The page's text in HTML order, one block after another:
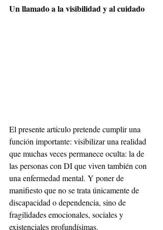
Un llamado a la visibilidad y al cuidado
El presente artículo pretende cumplir una
función importante: visibilizar una realidad
que muchas veces permanece oculta: la de
las personas con DI que viven también con
una enfermedad mental. Y poner de
manifiesto que no se trata únicamente de
discapacidad o dependencia, sino de
fragilidades emocionales, sociales y
existenciales profundísimas.